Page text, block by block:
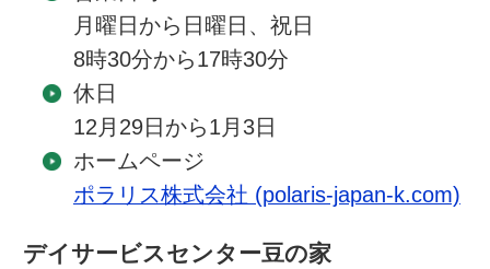
月曜日から日曜日、祝日
8時30分から17時30分
休日
12月29日から1月3日
ホームページ
ポラリス株式会社 (polaris-japan-k.com)
デイサービスセンター豆の家